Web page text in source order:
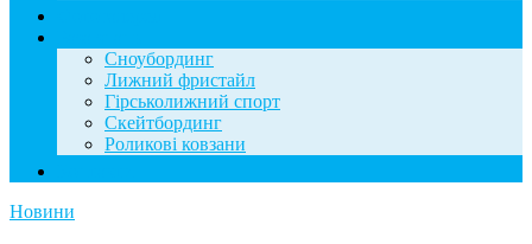
Сноубординг
Лижний фристайл
Гірськолижний спорт
Скейтбординг
Роликові ковзани
Новини